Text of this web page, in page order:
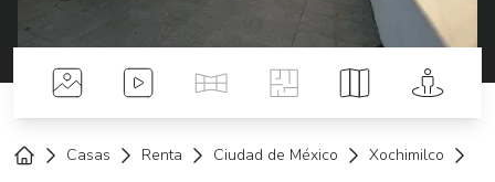
Fotos Videos Tour VirtualPlanos Mapa Street
Casas Renta Ciudad de México Xochimilco